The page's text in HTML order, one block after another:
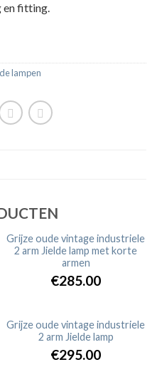
en fitting.
lampen
UITVERKOCHT
Grijze oude vintage industriele
2 arm Jielde lamp met korte
armen
€285.00
UITVERKOCHT
Grijze oude vintage industriele
2 arm Jielde lamp
€295.00